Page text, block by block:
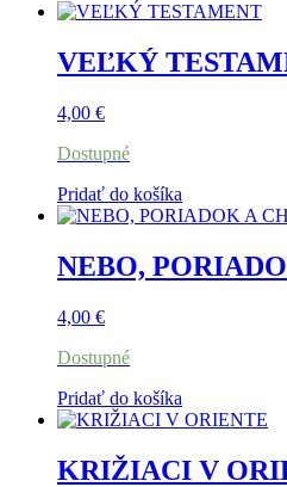
VEĽKÝ
4,00 €
Dostupné
Pridať do košíka
NEBO,
4,00 €
Dostupné
Pridať do košíka
KRIŽIACI V